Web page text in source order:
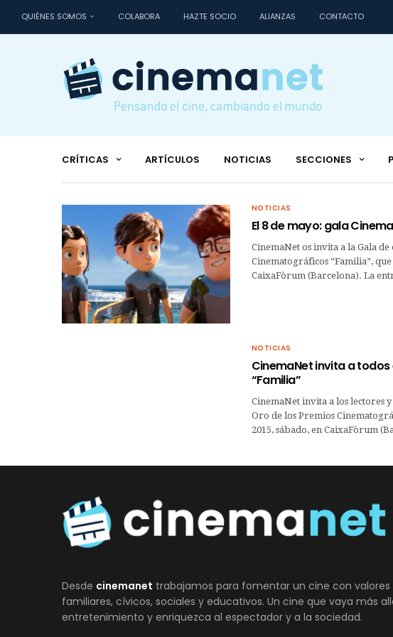
QUIÉNES SOMOS COLABORA HAZTE SOCIO ALIANZAS CONTACTO
CRÍTICAS ARTÍCULOS NOTICIAS SECCIONES
NOTICIAS
El 8 de mayo: gala
CinemaNet os invita a la Gala
Cinematográficos “Familia”,
CaixaFòrum (Barcelona). La
NOTICIAS
CinemaNet invita a todos
“Familia”
CinemaNet invita a los lectores
Oro de los Premios
2015, sábado, en CaixaFòrum
Desde cinemanet trabajamos para fomentar un cine con valores
familiares, cívicos, sociales y educativos. Un cine que vaya más
entretenimiento y enriquezca al espectador y a la sociedad.